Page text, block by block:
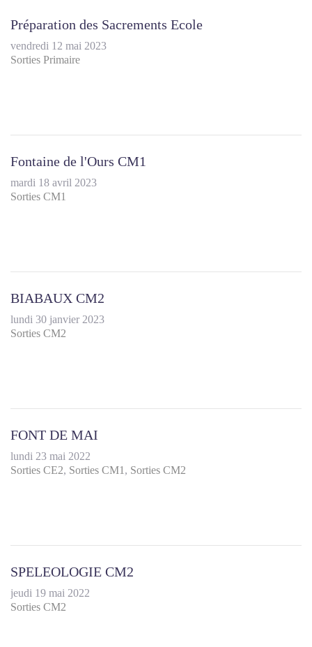
Préparation des Sacrements Ecole
vendredi 12 mai 2023
Sorties Primaire
Fontaine de l'Ours CM1
mardi 18 avril 2023
Sorties CM1
BIABAUX CM2
lundi 30 janvier 2023
Sorties CM2
FONT DE MAI
lundi 23 mai 2022
Sorties CE2 Sorties CM1 Sorties CM2
SPELEOLOGIE CM2
jeudi 19 mai 2022
Sorties CM2